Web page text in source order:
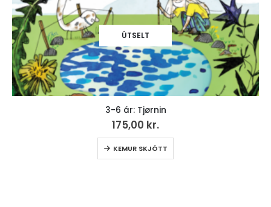
ÚTSELT
3-6 ár: Tjørnin
175,00 kr.
KEMUR SKJÓTT